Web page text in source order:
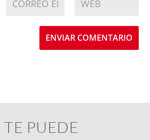
ENVIAR COMENTARIO
PUEDE